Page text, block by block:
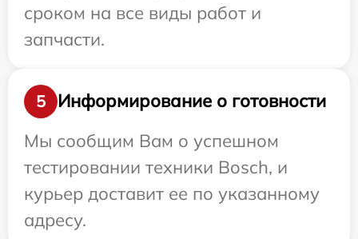
сроком на все виды работ и
запчасти.
5
Информирование о готовности
Мы сообщим Вам о успешном
тестировании техники Bosch, и
курьер доставит ее по указанному
адресу.